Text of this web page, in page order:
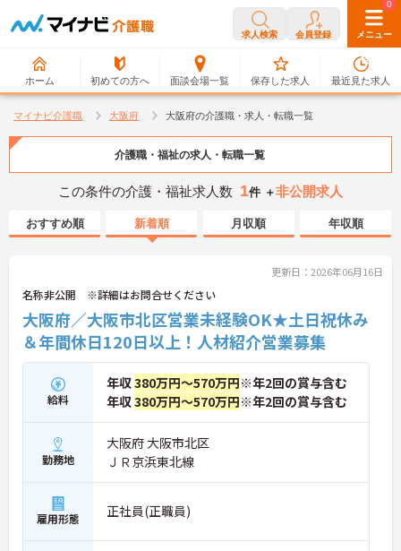
求人検索 会員登録 メニュー
ホーム 初めての方へ 面談会場一覧
0
保存した求人
0
最近見た求人
マイナビ介護職 大阪府 大阪府の介護職・求人・転職一覧
介護職・福祉の求人・転職一覧
この条件の介護・福祉求人数 1件 ＋非公開求人
おすすめ順 新着順 月収順 年収順
更新日：2026年06月16日
名称非公開 ※詳細はお問合せください
大阪府／大阪市北区営業未経験OK★土日祝休み
＆年間休日120日以上！人材紹介営業募集
給料
年収380万円～570万円※年2回の賞与含む
年収380万円～570万円※年2回の賞与含む
勤務地
大阪府 大阪市北区
ＪＲ京浜東北線
雇用形態 正社員(正職員)